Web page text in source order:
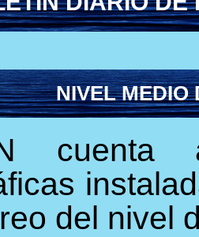
NIVEL MEDIO
cuenta
del nivel